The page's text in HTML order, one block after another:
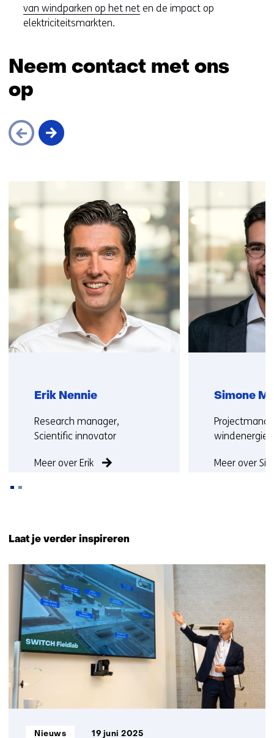
van windparken op het net en de impact op
elektriciteitsmarkten.
Neem contact met ons
op
(Neem
contact
met
ons
op)
Erik Nennie
Functie:
Research manager,
Scientific innovator
Meer over Erik
Simone
Functie:
windenergie
Meer over
(Neem
contact
met
ons
op)
Laat je verder inspireren
10
resultaten,
getoond
1
t/m
5
Informatietype:
Nieuws 19 juni 2025